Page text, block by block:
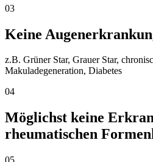
03
Keine
z.B. Grüner Star, Grauer Star,
Makuladegeneration, Diabetes
04
Möglichst keine
rheumatischen